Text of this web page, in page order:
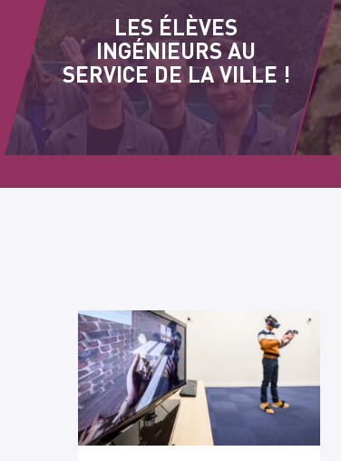
LES ÉLÈVES
INGÉNIEURS AU
SERVICE DE LA VILLE !